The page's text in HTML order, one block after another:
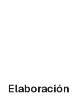
Elaboración